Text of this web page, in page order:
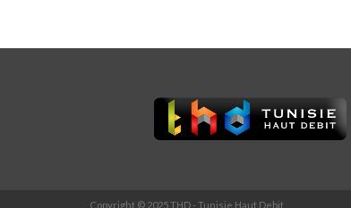
Copyright © 2025 THD - Tunisie Haut Debit.